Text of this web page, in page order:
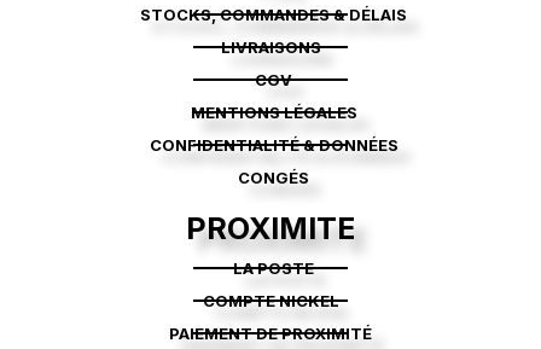
STOCKS, COMMANDES & DÉLAIS
LIVRAISONS
CGV
MENTIONS LÉGALES
CONFIDENTIALITÉ & DONNÉES
CONGÉS
PROXIMITE
LA POSTE
COMPTE NICKEL
PAIEMENT DE PROXIMITÉ